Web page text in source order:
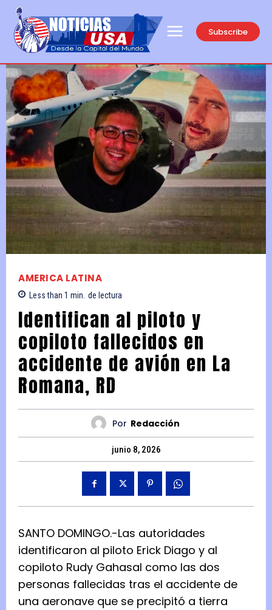
Subscribe
AMERICA LATINA
Less than 1 min. de lectura
Identifican al piloto y
copiloto fallecidos en
accidente de avión en La
Romana, RD
Por Redacción
junio 8, 2026
SANTO DOMINGO.-Las autoridades
identificaron al piloto Erick Diago y al
copiloto Rudy Gahasal como las dos
personas fallecidas tras el accidente de
una aeronave que se precipitó a tierra